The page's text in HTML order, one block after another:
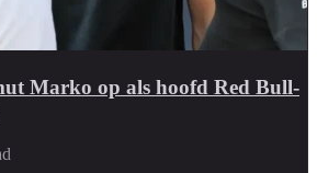
Marko op als hoofd Red Bull-